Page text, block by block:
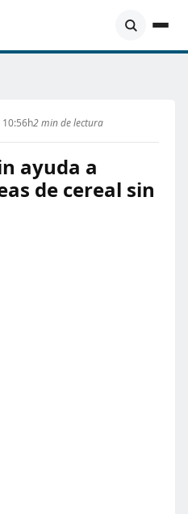
10:56h2 min de lectura
ayuda a
de cereal sin